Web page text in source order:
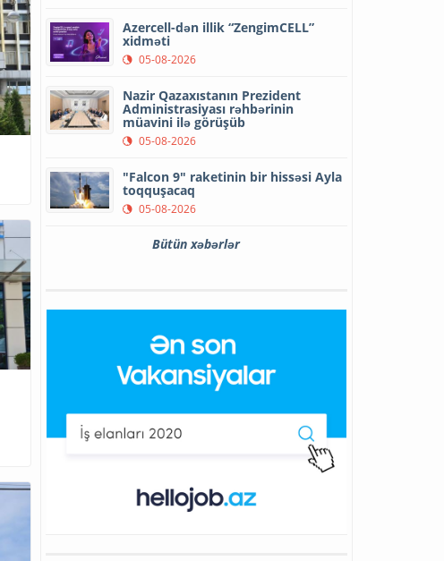
Azercell-dən illik “ZengimCELL”
xidməti
05-08-2026
Nazir Qazaxıstanın Prezident
Administrasiyası rəhbərinin
müavini ilə görüşüb
05-08-2026
"Falcon 9" raketinin bir hissəsi Ayla
toqquşacaq
05-08-2026
Bütün xəbərlər